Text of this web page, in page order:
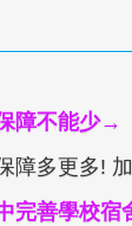
障不能少→
障多更多!
完善學校宿